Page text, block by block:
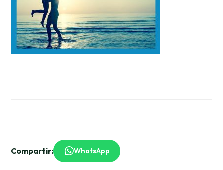
Compartir: WhatsApp